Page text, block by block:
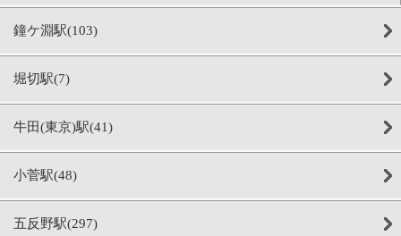
鐘ケ淵駅(103)
堀切駅(7)
牛田(東京)駅(41)
小菅駅(48)
五反野駅(297)